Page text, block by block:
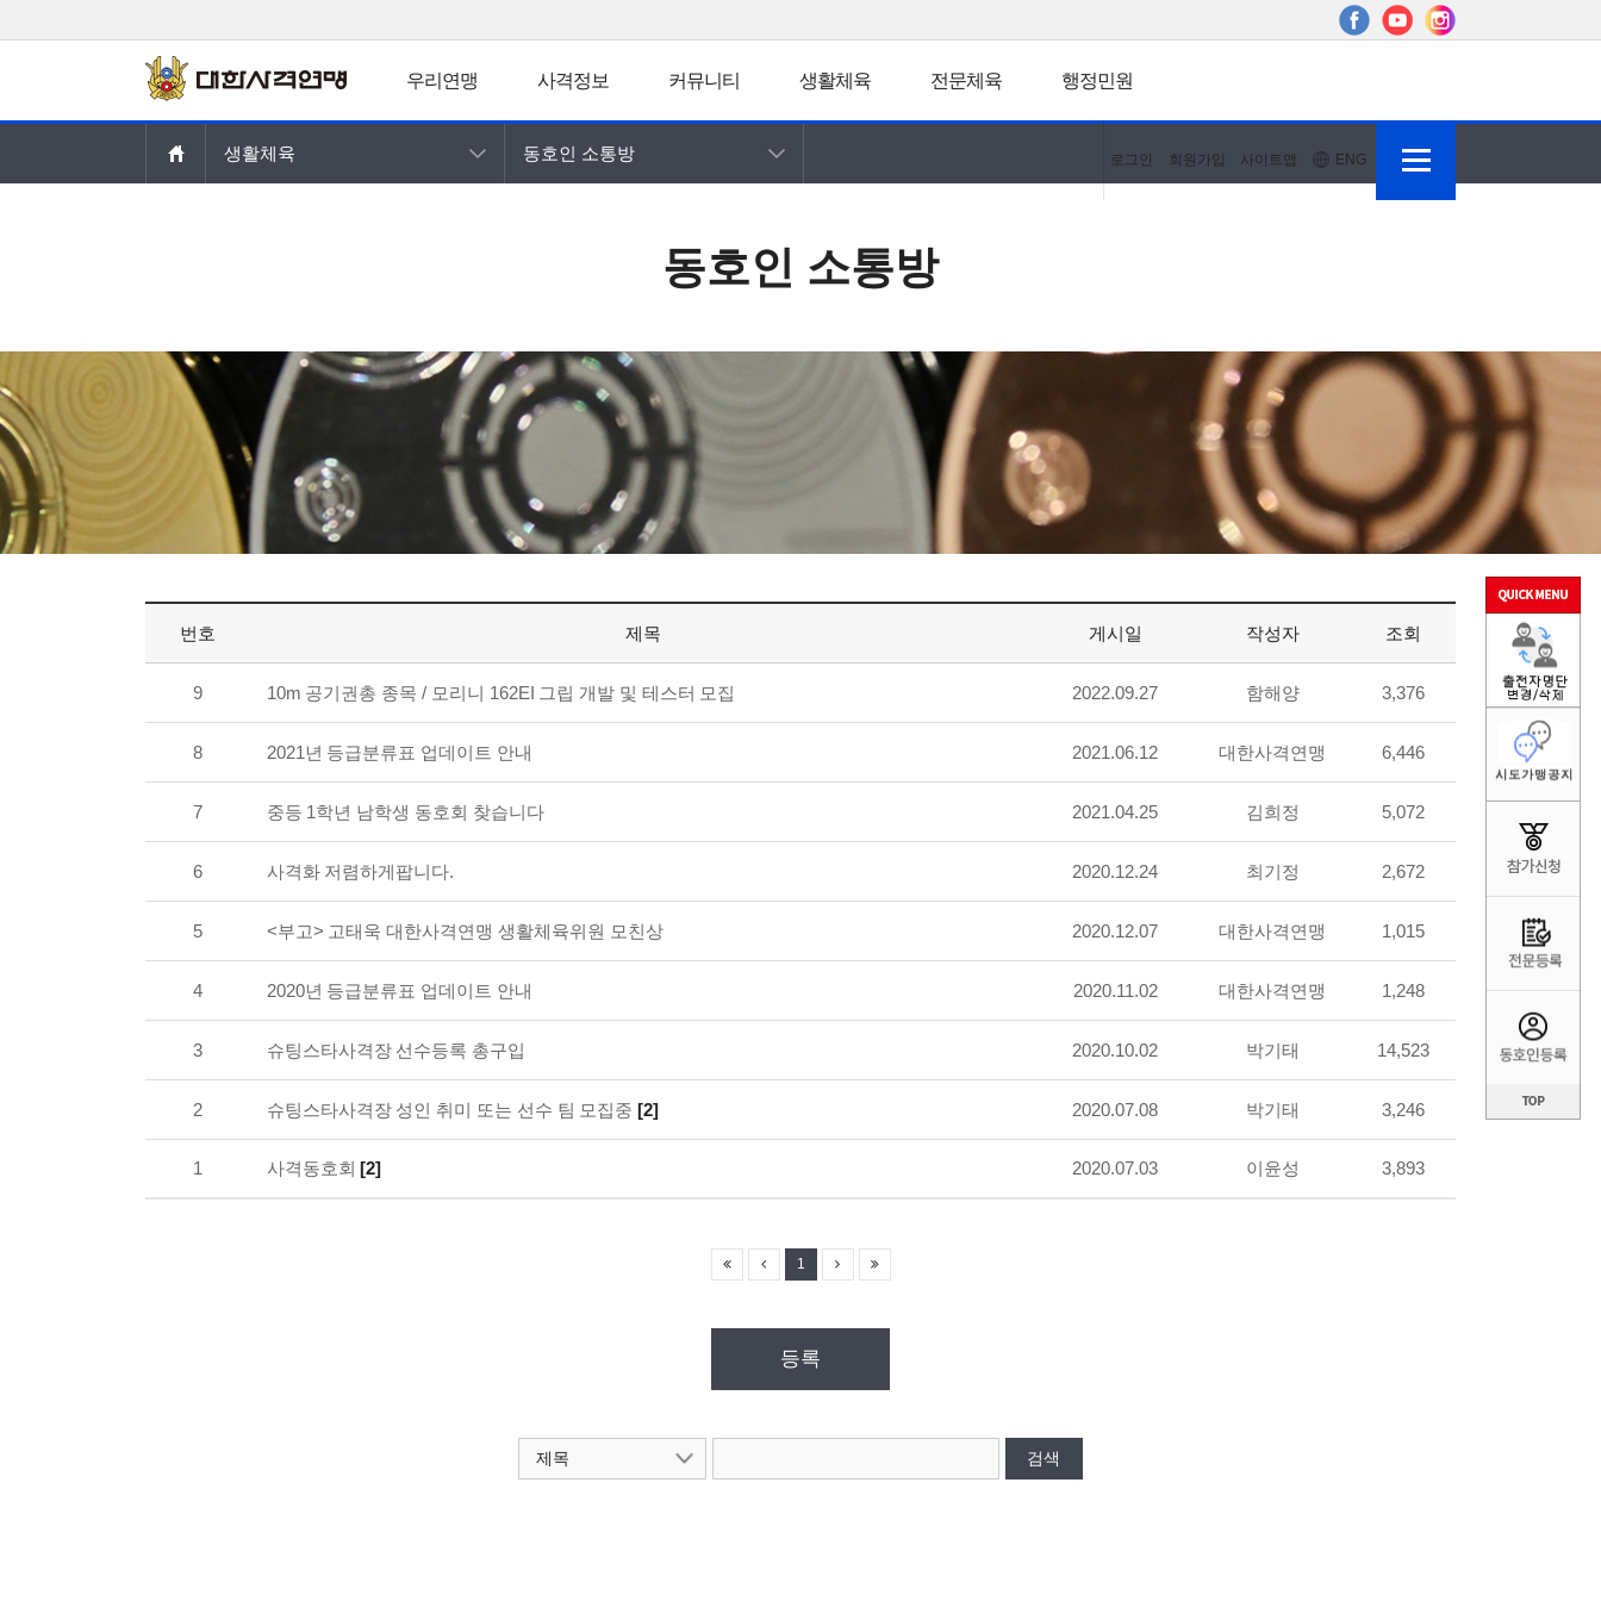
우리연맹 사격정보 커뮤니티 생활체육 전문체육 행정민원
로그인 회원가입 사이트맵 ENG
생활체육 동호인 소통방
동호인 소통방
번호 제목 게시일 작성자 조회
9 10m 공기권총 종목 / 모리니 162EI 그립 개발 및 테스터 모집 2022.09.27 함해양 3,376
8 2021년 등급분류표 업데이트 안내 2021.06.12 대한사격연맹 6,446
7 중등 1학년 남학생 동호회 찾습니다 2021.04.25 김희정 5,072
6 사격화 저렴하게팝니다. 2020.12.24 최기정 2,672
5 <부고> 고태욱 대한사격연맹 생활체육위원 모친상 2020.12.07 대한사격연맹 1,015
4 2020년 등급분류표 업데이트 안내 2020.11.02 대한사격연맹 1,248
3 슈팅스타사격장 선수등록 총구입 2020.10.02 박기태 14,523
2 슈팅스타사격장 성인 취미 또는 선수 팀 모집중 [2] 2020.07.08 박기태 3,246
1 사격동호회 [2] 2020.07.03 이윤성 3,893
1
등록
검색